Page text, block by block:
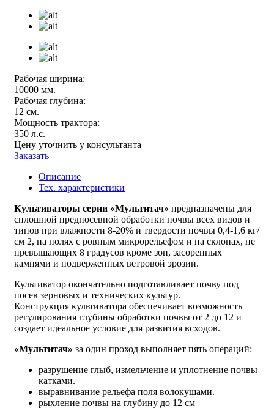
Рабочая ширина:
10000 мм.
Рабочая глубина:
12 см.
Мощность трактора:
350 л.с.
Цену уточнить у консультанта
Заказать
Описание
Тех. характеристики
Культиваторы серии «Мультитач» предназначены для
сплошной предпосевной обработки почвы всех видов и
типов при влажности 8-20% и твердости почвы 0,4-1,6 кг/
см 2, на полях с ровным микрорельефом и на склонах, не
превышающих 8 градусов кроме зон, засоренных
камнями и подверженных ветровой эрозии.
Культиватор окончательно подготавливает почву под
посев зерновых и технических культур.
Конструкция культиватора обеспечивает возможность
регулирования глубины обработки почвы от 2 до 12 и
создает идеальное условие для развития всходов.
«Мультитач» за один проход выполняет пять операций:
разрушение глыб, измельчение и уплотнение почвы
катками.
выравнивание рельефа поля волокушами.
рыхление почвы на глубину до 12 см